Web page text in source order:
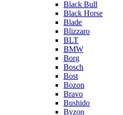
Black Bull
Black Horse
Blade
Blizzaro
BLT
BMW
Borg
Bosch
Bost
Bozon
Bravo
Bushido
Byzon